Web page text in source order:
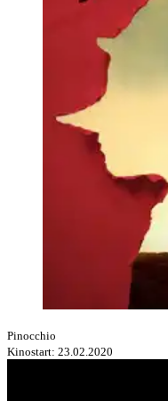
Pinocchio
Kinostart: 23.02.2020